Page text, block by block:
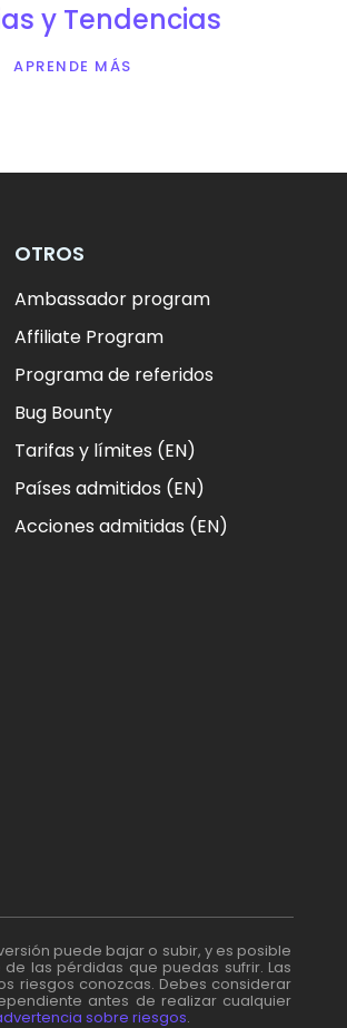
y Tendencias
APRENDE MÁS
OTROS
Ambassador program
Affiliate Program
Programa de referidos
Bug Bounty
Tarifas y límites (EN)
Países admitidos (EN)
Acciones admitidas (EN)
puede bajar o subir, y es posible
las pérdidas que puedas sufrir. Las
riesgos conozcas. Debes considerar
antes de realizar cualquier
sobre riesgos.